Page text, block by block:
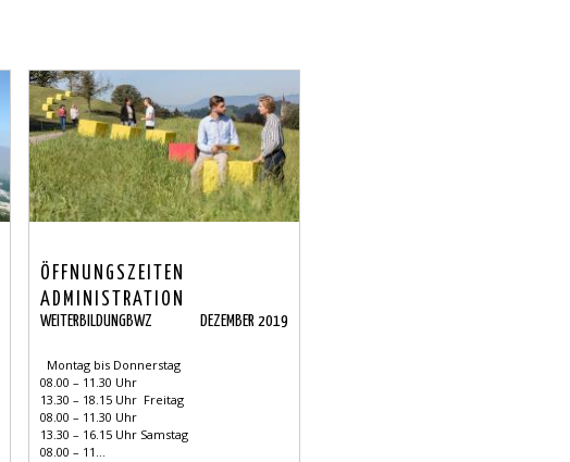
ÖFFNUNGSZEITEN
ADMINISTRATION
WEITERBILDUNGBWZ DEZEMBER 2019
Montag bis Donnerstag
08.00 – 11.30 Uhr
13.30 – 18.15 Uhr Freitag
08.00 – 11.30 Uhr
13.30 – 16.15 Uhr Samstag
08.00 – 11...